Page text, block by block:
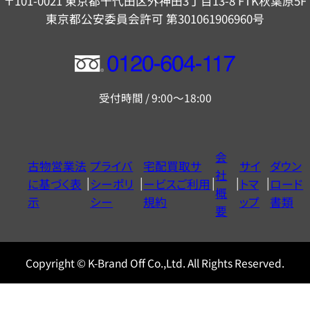
東京都公安委員会許可 第301061906960号
フ
ー
ヤ
ル
0120604117
受付時間 / 9:00～18:00
古物営業法
に基づく表
示
プライバ
シーポリ
シー
宅配買取サ
ービスご利用
規約
会
社
概
要
サイ
トマ
ップ
ダウン
ロード
書類
Copyright © K-Brand Off Co.,Ltd. All Rights Reserved.